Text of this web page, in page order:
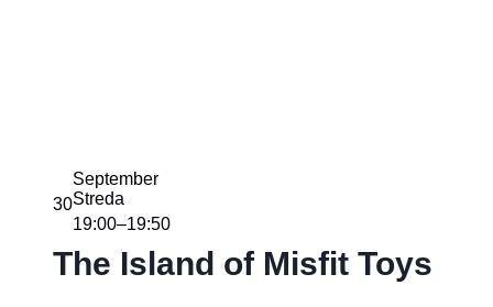
30
September
Streda
19:00–19:50
The Island of Misfit Toys